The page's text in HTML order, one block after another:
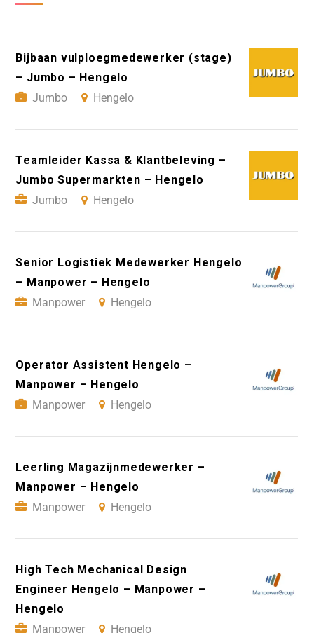
Bijbaan vulploegmedewerker (stage)
– Jumbo – Hengelo
Jumbo
Hengelo
Teamleider Kassa & Klantbeleving –
Jumbo Supermarkten – Hengelo
Jumbo
Hengelo
Senior Logistiek Medewerker Hengelo
– Manpower – Hengelo
Manpower
Hengelo
Operator Assistent Hengelo –
Manpower – Hengelo
Manpower
Hengelo
Leerling Magazijnmedewerker –
Manpower – Hengelo
Manpower
Hengelo
High Tech Mechanical Design
Engineer Hengelo – Manpower –
Hengelo
Manpower
Hengelo